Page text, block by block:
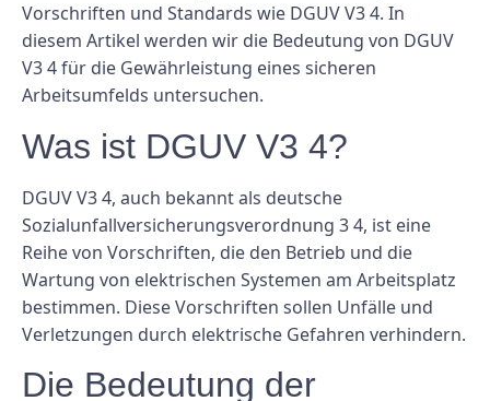
Vorschriften und Standards wie DGUV V3 4. In
diesem Artikel werden wir die Bedeutung von DGUV
V3 4 für die Gewährleistung eines sicheren
Arbeitsumfelds untersuchen.
Was ist DGUV V3 4?
DGUV V3 4, auch bekannt als deutsche
Sozialunfallversicherungsverordnung 3 4, ist eine
Reihe von Vorschriften, die den Betrieb und die
Wartung von elektrischen Systemen am Arbeitsplatz
bestimmen. Diese Vorschriften sollen Unfälle und
Verletzungen durch elektrische Gefahren verhindern.
Die Bedeutung der